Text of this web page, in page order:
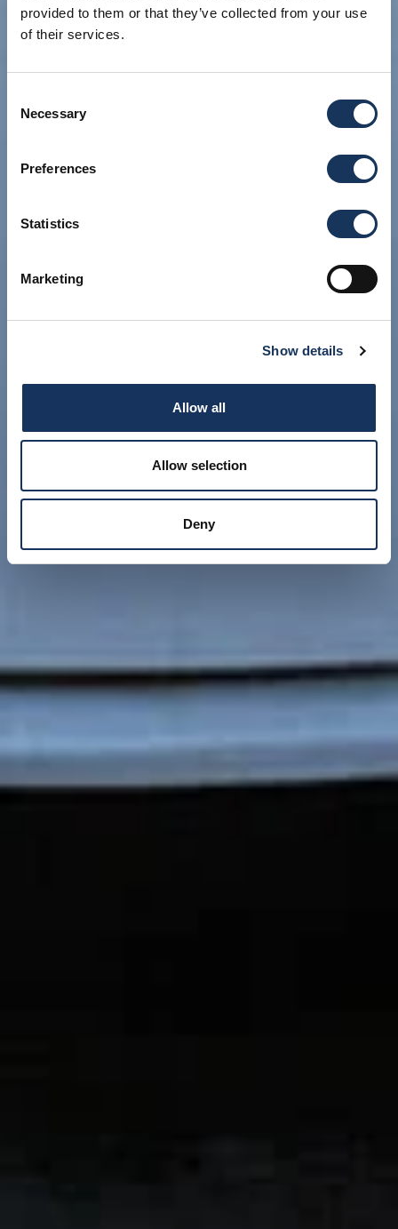
provided to them or that they’ve collected from your use
of their services.
Selection
Necessary
Preferences
Statistics
Marketing
Show details
Allow all
Allow selection
Deny